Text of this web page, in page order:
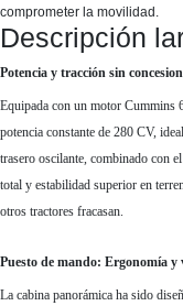
comprometer la movilidad.
Descripción
Potencia y tracción sin
Equipada con un motor Cummins
potencia constante de 280 CV,
trasero oscilante, combinado con
total y estabilidad superior en
otros tractores fracasan.
Puesto de mando: Ergonomía y
La cabina panorámica ha sido